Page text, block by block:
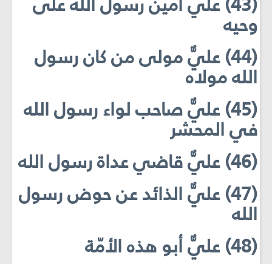
وحيه
(44) عليٌّ مولى من كان رسول
الله مولاه
(45) عليٌّ صاحب لواء رسول الله
في المحشر
(46) عليٌّ قاضي عداة رسول الله
(47) عليٌّ الذائد عن حوض رسول
الله
(48) عليٌّ أبو هذه الأمّة